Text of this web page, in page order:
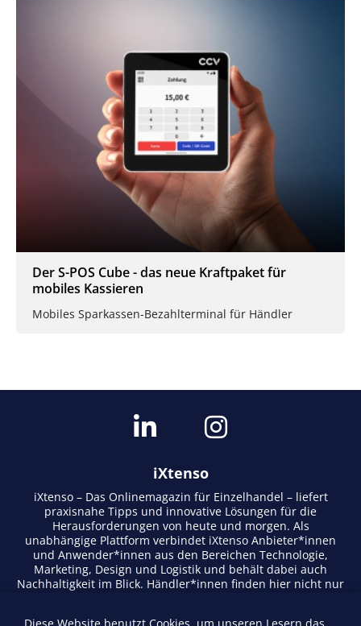
Der S-POS Cube - das neue Kraftpaket für
mobiles Kassieren
Mobiles Sparkassen-Bezahlterminal für Händler
iXtenso
iXtenso – Das Onlinemagazin für Einzelhandel – liefert
praxisnahe Tipps und innovative Lösungen für die
Herausforderungen von heute und morgen. Als
unabhängige Plattform verbindet iXtenso Anbieter*innen
und Anwender*innen aus den Bereichen Technologie,
Marketing, Design und Logistik und behält dabei auch
Nachhaltigkeit im Blick. Händler*innen finden hier nicht nur